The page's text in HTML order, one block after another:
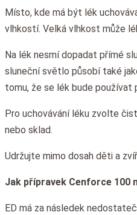
Místo, kde má být lék
vlhkostí. Velká vlhkost může
Na lék nesmí dopadat přímé
sluneční světlo působí také
tomu, že se lék bude používat
Pro uchovávání léku zvolte
nebo sklad.
Udržujte mimo dosah děti a
Jak přípravek Cenforce 100
ED má za následek